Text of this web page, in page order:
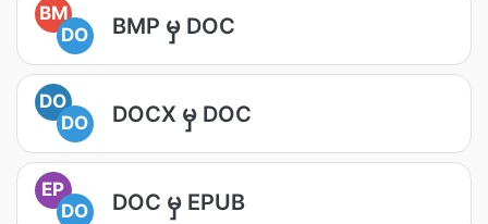
BM
DO
BMP မှ DOC
DO
DO
DOCX မှ DOC
EP
DO
DOC မှ EPUB